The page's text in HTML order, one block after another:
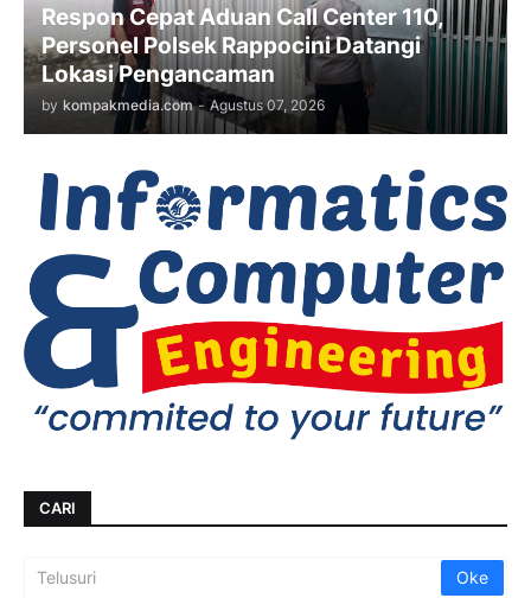
Respon Cepat Aduan Call Center 110,
Personel Polsek Rappocini Datangi
Lokasi Pengancaman
by kompakmedia.com - Agustus 07, 2026
CARI